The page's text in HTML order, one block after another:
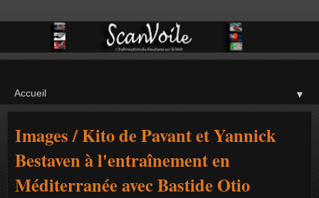
▼
Images / Kito de Pavant et Yannick
Bestaven à l'entraînement en
Méditerranée avec Bastide Otio